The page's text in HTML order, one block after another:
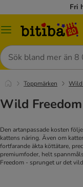
Fri
Meny
Sök
Toppmärken Wild
Wild Freedom
Den artanpassade kosten
kattens näring. Även om
fortfarande äkta köttätare,
premiumfoder, helt
Freedom - sprunget ur det